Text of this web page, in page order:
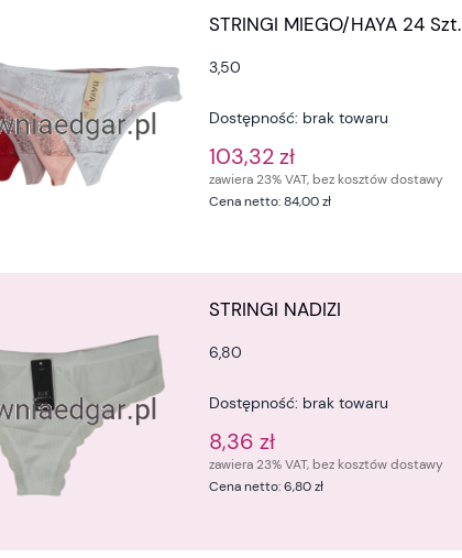
STRINGI MIEGO/HAYA 24 Szt.
3,50
Dostępność: brak towaru
103,32 zł
zawiera 23% VAT, bez kosztów dostawy
Cena netto:84,00 zł
STRINGI NADIZI
6,80
Dostępność: brak towaru
8,36 zł
zawiera 23% VAT, bez kosztów dostawy
Cena netto:6,80 zł